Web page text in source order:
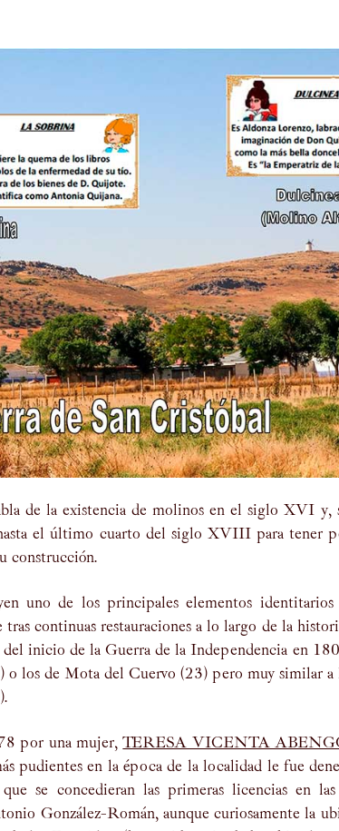
de la existencia de molinos en el siglo XVI y,
el último cuarto del siglo XVIII para tener
construcción.
uno de los principales elementos
continuas restauraciones a lo largo de la
del inicio de la Guerra de la Independencia en
los de Mota del Cuervo (23) pero muy similar a
por una mujer,TERESA VICENTA
pudientes en la época de la localidad le fue
se concedieran las primeras licencias en
González-Román, aunque curiosamente la